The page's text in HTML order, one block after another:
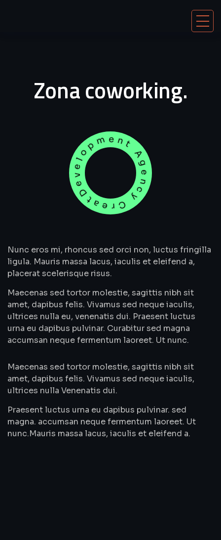
Zona coworking.
Development Agency Creative
Nunc eros mi, rhoncus sed orci non, luctus fringilla
ligula. Mauris massa lacus, iaculis et eleifend a,
placerat scelerisque risus.
Maecenas sed tortor molestie, sagittis nibh sit
amet, dapibus felis. Vivamus sed neque iaculis,
ultrices nulla eu, venenatis dui. Praesent luctus
urna eu dapibus pulvinar. Curabitur sed magna
accumsan neque fermentum laoreet. Ut nunc.
Maecenas sed tortor molestie, sagittis nibh sit
amet, dapibus felis. Vivamus sed neque iaculis,
ultrices nulla Venenatis dui.
Praesent luctus urna eu dapibus pulvinar. sed
magna. accumsan neque fermentum laoreet. Ut
nunc.Mauris massa lacus, iaculis et eleifend a.